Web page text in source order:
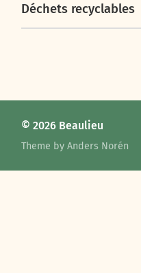
Déchets recyclables
© 2026 Beaulieu
Theme byAnders Norén